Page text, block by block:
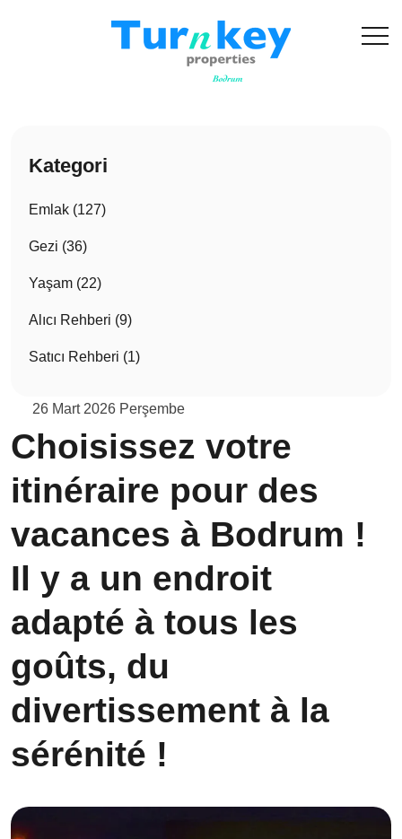
Kategori
Emlak (127)
Gezi (36)
Yaşam (22)
Alıcı Rehberi (9)
Satıcı Rehberi (1)
26 Mart 2026 Perşembe
Choisissez votre
itinéraire pour des
vacances à Bodrum !
Il y a un endroit
adapté à tous les
goûts, du
divertissement à la
sérénité !